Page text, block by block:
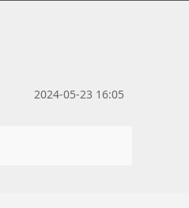
2024-05-23 16:05